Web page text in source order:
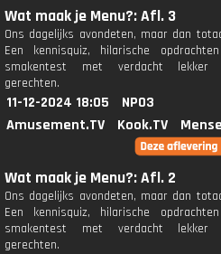
Wat maak je Menu?: Afl. 3
Ons dagelijks avondeten, maar dan
Een kennisquiz, hilarische
smakentest met verdacht lekker
gerechten.
11-12-2024 18:05
NPO3
Amusement.TV
Kook.TV
Wat maak je Menu?: Afl. 2
Ons dagelijks avondeten, maar dan
Een kennisquiz, hilarische
smakentest met verdacht lekker
gerechten.